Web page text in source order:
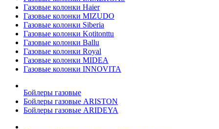
Газовые колонки Haier
Газовые колонки MIZUDO
Газовые колонки Siberia
Газовые колонки Kotitonttu
Газовые колонки Ballu
Газовые колонки Royal
Газовые колонки MIDEA
Газовые колонки INNOVITA
Бойлеры газовые
Бойлеры газовые ARISTON
Бойлеры газовые ARIDEYA